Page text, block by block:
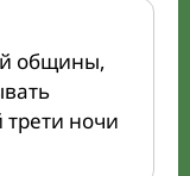
общины,
ночи